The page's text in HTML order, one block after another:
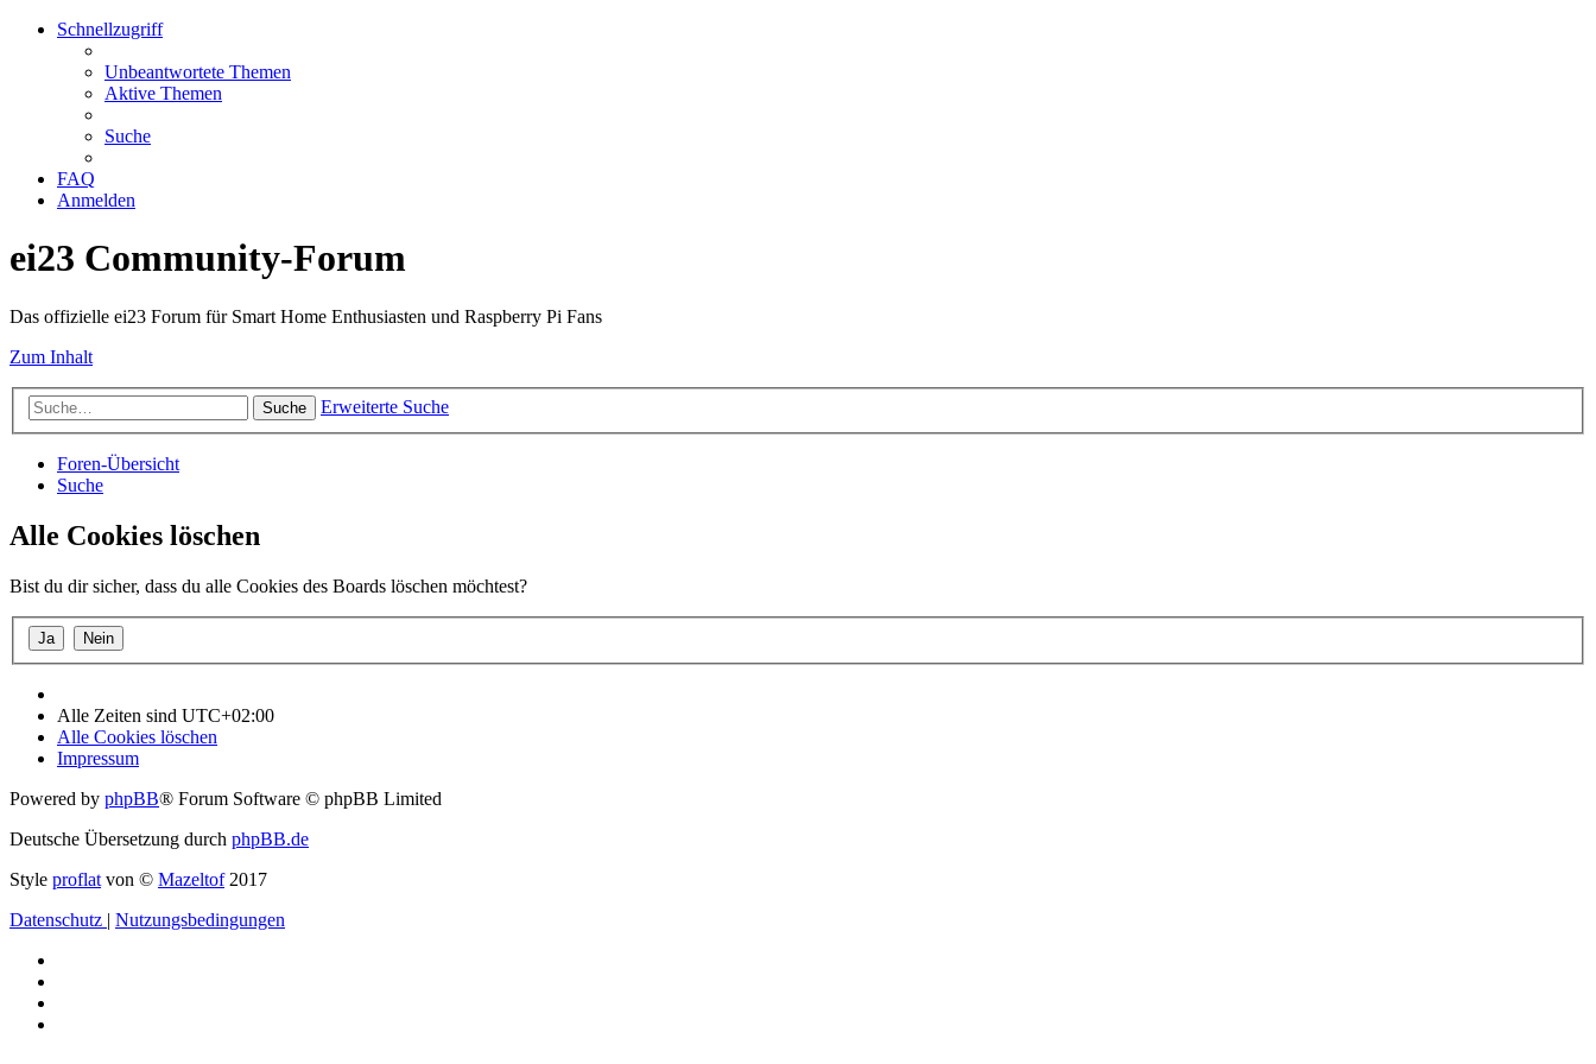
Schnellzugriff
Unbeantwortete Themen
Aktive Themen
Suche
FAQ
Anmelden
ei23 Community-Forum
Das offizielle ei23 Forum für Smart Home Enthusiasten und Raspberry Pi Fans
Zum Inhalt
Suche Erweiterte Suche
Foren-Übersicht
Suche
Alle Cookies löschen
Bist du dir sicher, dass du alle Cookies des Boards löschen möchtest?
Alle Zeiten sind UTC+02:00
Alle Cookies löschen
Impressum
Powered by phpBB® Forum Software © phpBB Limited
Deutsche Übersetzung durch phpBB.de
Style proflat von © Mazeltof2017
Datenschutz | Nutzungsbedingungen